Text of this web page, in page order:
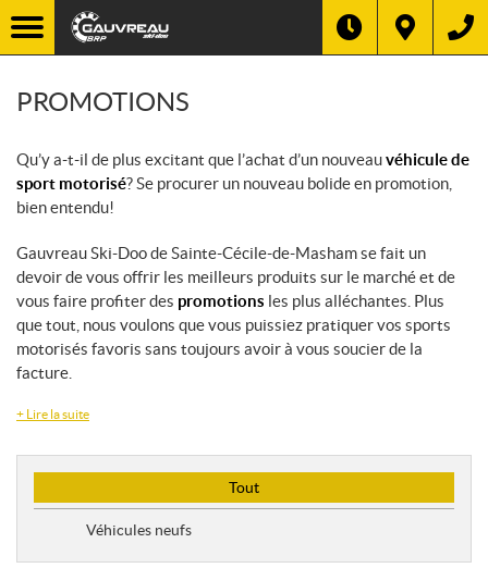
PROMOTIONS
Qu’y a-t-il de plus excitant que l’achat d’un nouveauvéhicule de
sport motorisé? Se procurer un nouveau bolide en promotion,
bien entendu!
Gauvreau Ski-Doo de Sainte-Cécile-de-Masham se fait un
devoir de vous offrir les meilleurs produits sur le marché et de
vous faire profiter des promotions les plus alléchantes. Plus
que tout, nous voulons que vous puissiez pratiquer vos sports
motorisés favoris sans toujours avoir à vous soucier de la
facture.
+ Lire la suite
y
e
Tout
Véhicules neufs